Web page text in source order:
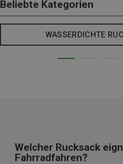
Beliebte Kategorien
WASSERDICHTE
Welcher Rucksack
Fahrradfahren?